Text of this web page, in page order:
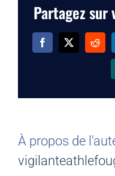
Partagez sur
Facebook
X
À propos de